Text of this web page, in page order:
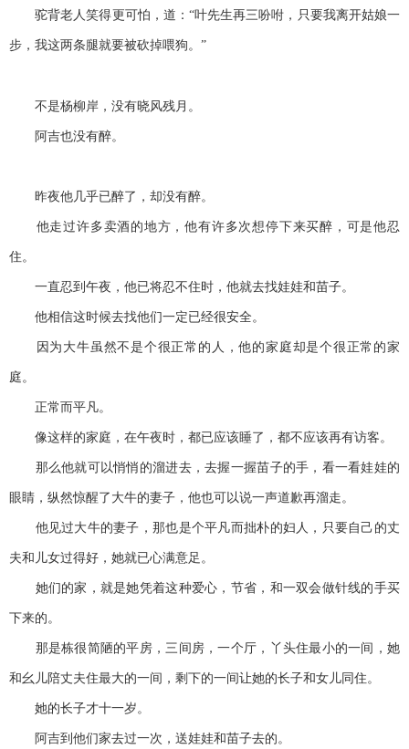
驼背老人笑得更可怕，道：“叶先生再三吩咐，只要我离开姑娘一
步，我这两条腿就要被砍掉喂狗。”
不是杨柳岸，没有晓风残月。
阿吉也没有醉。
昨夜他几乎已醉了，却没有醉。
他走过许多卖酒的地方，他有许多次想停下来买醉，可是他忍
住。
一直忍到午夜，他已将忍不住时，他就去找娃娃和苗子。
他相信这时候去找他们一定已经很安全。
因为大牛虽然不是个很正常的人，他的家庭却是个很正常的家
庭。
正常而平凡。
像这样的家庭，在午夜时，都已应该睡了，都不应该再有访客。
那么他就可以悄悄的溜进去，去握一握苗子的手，看一看娃娃的
眼睛，纵然惊醒了大牛的妻子，他也可以说一声道歉再溜走。
他见过大牛的妻子，那也是个平凡而拙朴的妇人，只要自己的丈
夫和儿女过得好，她就已心满意足。
她们的家，就是她凭着这种爱心，节省，和一双会做针线的手买
下来的。
那是栋很简陋的平房，三间房，一个厅，丫头住最小的一间，她
和幺儿陪丈夫住最大的一间，剩下的一间让她的长子和女儿同住。
她的长子才十一岁。
阿吉到他们家去过一次，送娃娃和苗子去的。